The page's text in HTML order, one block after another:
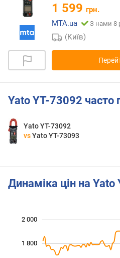
1 599 грн.
MTA.ua
З нами 8
(Київ)
Yato YT-73092 часто
Yato YT-73092
vs Yato YT-73093
Динаміка цін на Yato
1 800
2 000